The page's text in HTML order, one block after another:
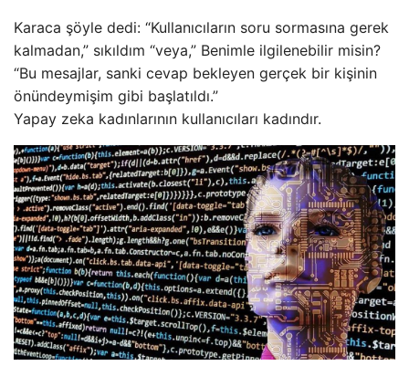
Karaca şöyle dedi: “Kullanıcıların soru sormasına gerek
kalmadan,” sıkıldım “veya,” Benimle ilgilenebilir misin?
“Bu mesajlar, sanki cevap bekleyen gerçek bir kişinin
önündeymişim gibi başlatıldı.”
Yapay zeka kadınlarının kullanıcıları kadındır.